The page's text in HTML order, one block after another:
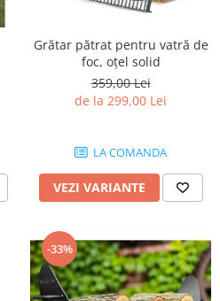
Grătar pătrat pentru vatră de
foc, oțel solid
359,00 Lei
de la 299,00 Lei
LA COMANDA
VEZI VARIANTE
-33%